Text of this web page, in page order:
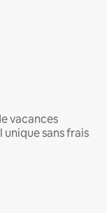
vacances
sans frais